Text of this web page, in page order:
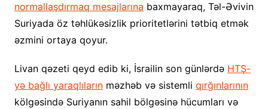
normallaşdırmaq mesajlarına baxmayaraq, Təl-Əvivin
Suriyada öz təhlükəsizlik prioritetlərini tətbiq etmək
əzmini ortaya qoyur.
Livan qəzeti qeyd edib ki, İsrailin son günlərdə HTŞ-
yə bağlı yaraqlılarınməzhəb və sistemli qırğınlarının
kölgəsində Suriyanın sahil bölgəsinə hücumları və